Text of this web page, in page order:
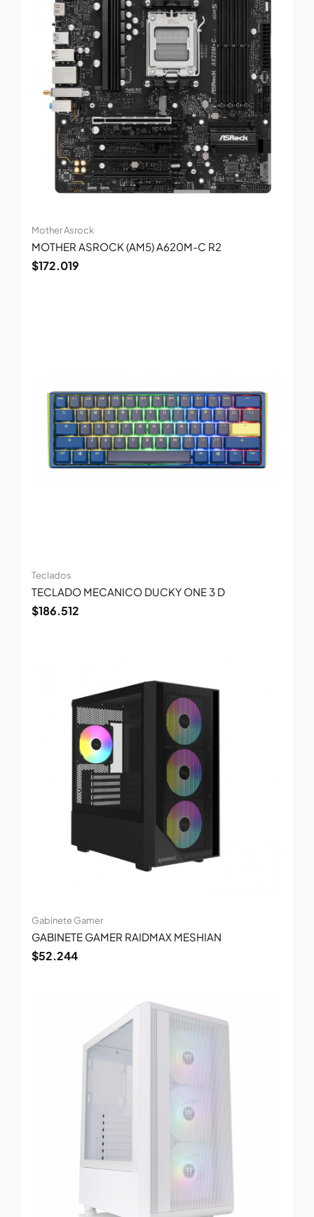
Mother Asrock
MOTHER ASROCK (AM5) A620M-C R2
$172.019
Teclados
TECLADO MECANICO DUCKY ONE 3 D
$186.512
Gabinete Gamer
GABINETE GAMER RAIDMAX MESHIAN
$52.244